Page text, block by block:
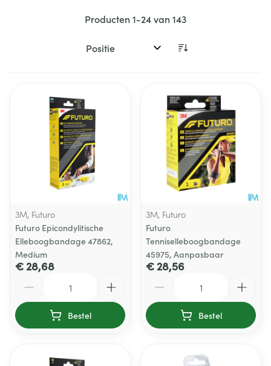
Producten1-24van143
Sorteer op:
3M, Futuro
Futuro Epicondylitische
Elleboogbandage 47862,
Medium
€ 28,68
Bestel
3M, Futuro
Futuro
Tenniselleboogbandage
45975, Aanpasbaar
€ 28,56
Bestel